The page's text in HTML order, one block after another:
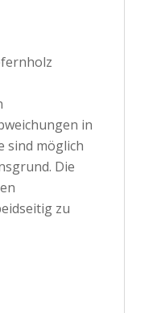
in
sind möglich
Die
zu